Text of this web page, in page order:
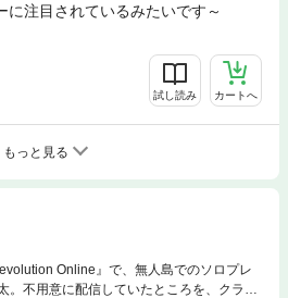
に注目されているみたいです～
試し読み カートへ
もっと見る
Online』で、無人島でのソロプレ
。不用意に配信していたところを、クラス